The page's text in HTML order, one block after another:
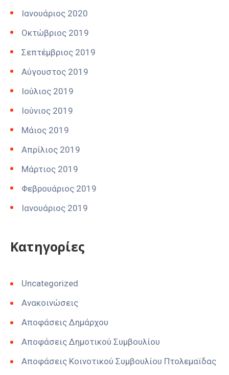
Ιανουάριος 2020
Οκτώβριος 2019
Σεπτέμβριος 2019
Αύγουστος 2019
Ιούλιος 2019
Ιούνιος 2019
Μάιος 2019
Απρίλιος 2019
Μάρτιος 2019
Φεβρουάριος 2019
Ιανουάριος 2019
Kατηγορίες
Uncategorized
Ανακοινώσεις
Αποφάσεις Δημάρχου
Αποφάσεις Δημοτικού Συμβουλίου
Αποφάσεις Κοινοτικού Συμβουλίου Πτολεμαϊδας